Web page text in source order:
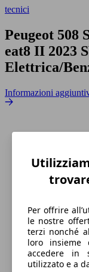
tecnici
Peugeot 508
eat8 II 2023
Elettrica/
Informazioni
230 km/h
Velocità
Per offrire
le nostre
terzi nonché
loro insieme
accedere in
utilizzato e a